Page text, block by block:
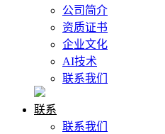
公司简介
资质证书
企业文化
AI技术
联系我们
联系
联系我们